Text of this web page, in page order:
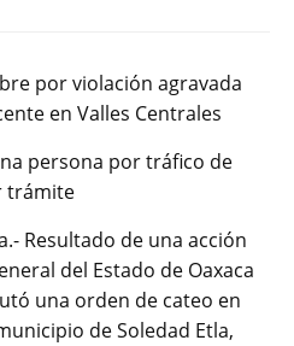
por violación agravada
en Valles Centrales
persona por tráfico de
trámite
Resultado de una acción
del Estado de Oaxaca
una orden de cateo en
de Soledad Etla,